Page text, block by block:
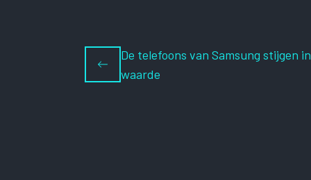
De telefoons van Samsung stijgen in
waarde